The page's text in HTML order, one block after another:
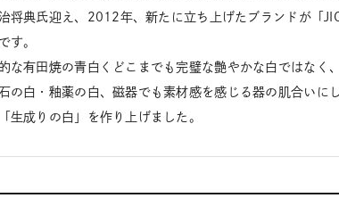
将典氏迎え、2012年、新たに立ち上げたブランドが「
す。
な有田焼の青白くどこまでも完璧な艶やかな白ではなく
の白・釉薬の白、磁器でも素材感を感じる器の肌合いに
生成りの白」を作り上げました。